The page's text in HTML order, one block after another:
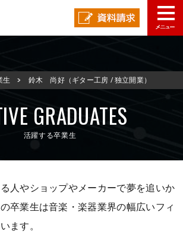
ESPヒストリー 学校の特長
介
就職実績 卒業生紹介
学生作品 来校アーティスト
生 鈴木 尚好（ギター工房 / 独立開業）
GRADUATES
活躍する卒業生
人やショップやメーカーで夢を追いか
卒業生は音楽・楽器業界の幅広いフィ
ます。